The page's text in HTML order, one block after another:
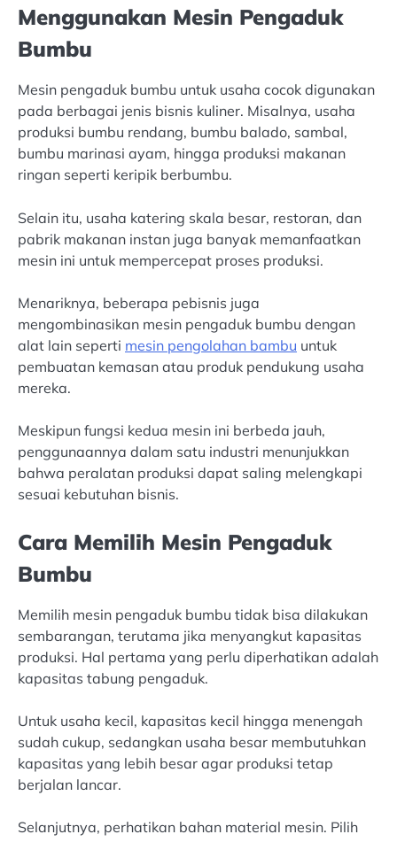
Menggunakan Mesin Pengaduk
Bumbu
Mesin pengaduk bumbu untuk usaha cocok digunakan
pada berbagai jenis bisnis kuliner. Misalnya, usaha
produksi bumbu rendang, bumbu balado, sambal,
bumbu marinasi ayam, hingga produksi makanan
ringan seperti keripik berbumbu.
Selain itu, usaha katering skala besar, restoran, dan
pabrik makanan instan juga banyak memanfaatkan
mesin ini untuk mempercepat proses produksi.
Menariknya, beberapa pebisnis juga
mengombinasikan mesin pengaduk bumbu dengan
alat lain seperti mesin pengolahan bambu untuk
pembuatan kemasan atau produk pendukung usaha
mereka.
Meskipun fungsi kedua mesin ini berbeda jauh,
penggunaannya dalam satu industri menunjukkan
bahwa peralatan produksi dapat saling melengkapi
sesuai kebutuhan bisnis.
Cara Memilih Mesin Pengaduk
Bumbu
Memilih mesin pengaduk bumbu tidak bisa dilakukan
sembarangan, terutama jika menyangkut kapasitas
produksi. Hal pertama yang perlu diperhatikan adalah
kapasitas tabung pengaduk.
Untuk usaha kecil, kapasitas kecil hingga menengah
sudah cukup, sedangkan usaha besar membutuhkan
kapasitas yang lebih besar agar produksi tetap
berjalan lancar.
Selanjutnya, perhatikan bahan material mesin. Pilih